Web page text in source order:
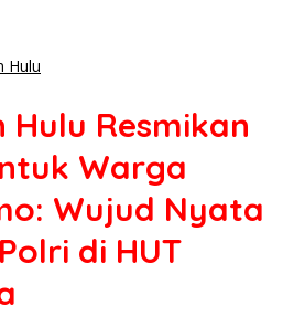
Hulu
Resmikan
Bor
Warga
Samo:
Hulu Resmikan
Warga
Wujud Nyata
di HUT